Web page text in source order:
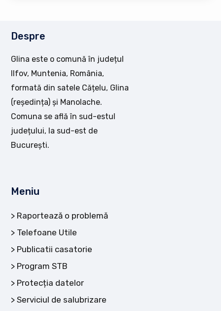
Despre
Glina este o comună în județul
Ilfov, Muntenia, România,
formată din satele Cățelu, Glina
(reședința) și Manolache.
Comuna se află în sud-estul
județului, la sud-est de
București.
Meniu
Raportează o problemă
Telefoane Utile
Publicatii casatorie
Program STB
Protecția datelor
Serviciul de salubrizare